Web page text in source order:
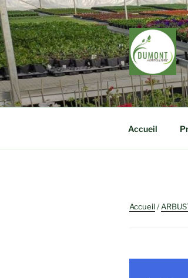
Aller
au
contenu
principal
Accueil
Accueil/